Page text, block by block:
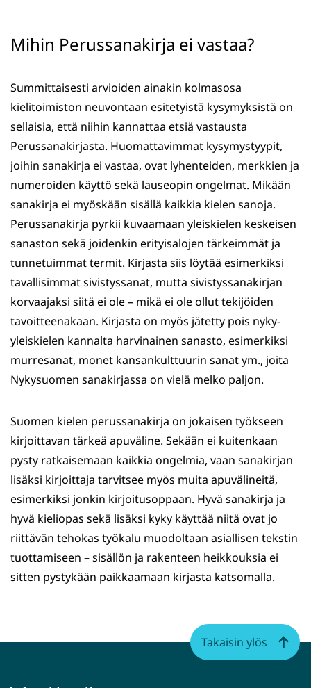
Mihin Perussanakirja ei vastaa?
Summittaisesti arvioiden ainakin kolmasosa
kielitoimiston neuvontaan esitetyistä kysymyksistä on
sellaisia, että niihin kannattaa etsiä vastausta
Perussanakirjasta. Huomattavimmat kysymystyypit,
joihin sanakirja ei vastaa, ovat lyhenteiden, merkkien ja
numeroiden käyttö sekä lauseopin ongelmat. Mikään
sanakirja ei myöskään sisällä kaikkia kielen sanoja.
Perussanakirja pyrkii kuvaamaan yleiskielen keskeisen
sanaston sekä joidenkin erityisalojen tärkeimmät ja
tunnetuimmat termit. Kirjasta siis löytää esimerkiksi
tavallisimmat sivistyssanat, mutta sivistyssanakirjan
korvaajaksi siitä ei ole – mikä ei ole ollut tekijöiden
tavoitteenakaan. Kirjasta on myös jätetty pois nyky-
yleiskielen kannalta harvinainen sanasto, esimerkiksi
murresanat, monet kansankulttuurin sanat ym., joita
Nykysuomen sanakirjassa on vielä melko paljon.
Suomen kielen perussanakirja on jokaisen työkseen
kirjoittavan tärkeä apuväline. Sekään ei kuitenkaan
pysty ratkaisemaan kaikkia ongelmia, vaan sanakirjan
lisäksi kirjoittaja tarvitsee myös muita apuvälineitä,
esimerkiksi jonkin kirjoitusoppaan. Hyvä sanakirja ja
hyvä kieliopas sekä lisäksi kyky käyttää niitä ovat jo
riittävän tehokas työkalu muodoltaan asiallisen tekstin
tuottamiseen – sisällön ja rakenteen heikkouksia ei
sitten pystykään paikkaamaan kirjasta katsomalla.
Takaisin ylös